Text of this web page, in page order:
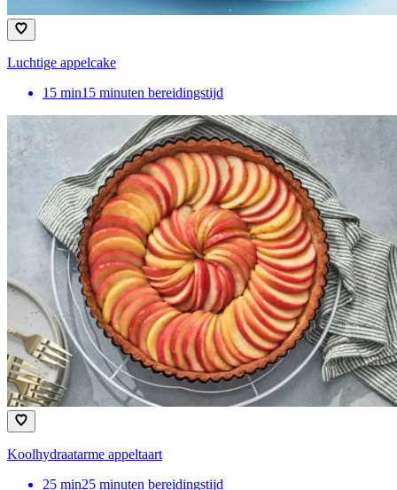
Luchtige appelcake
15 min15 minuten bereidingstijd
Koolhydraatarme appeltaart
25 min25 minuten bereidingstijd